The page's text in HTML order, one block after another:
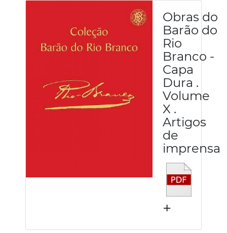
Obras do
Barão do
Rio
Branco -
Capa
Dura .
Volume
X .
Artigos
de
imprensa
+